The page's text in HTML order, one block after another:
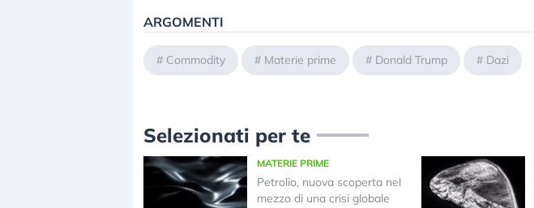
ARGOMENTI
# Commodity # Materie prime # Donald Trump # Dazi
Selezionati per te
MATERIE PRIME
Petrolio, nuova scoperta nel
mezzo di una crisi globale